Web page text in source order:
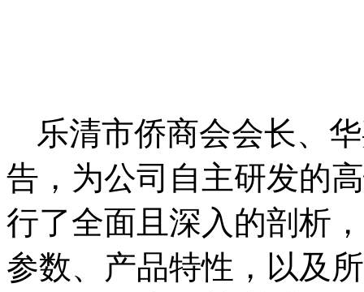
乐清市侨商会会长、
告，为公司自主研发的
行了全面且深入的剖析
参数、产品特性，以及